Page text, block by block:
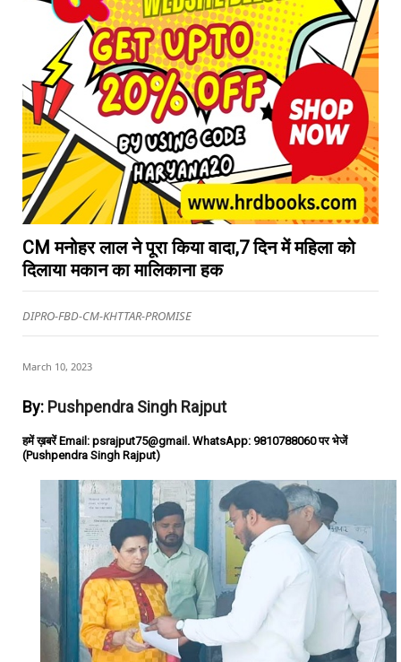
CM मनोहर लाल ने पूरा किया वादा,7 दिन में महिला को
दिलाया मकान का मालिकाना हक
DIPRO-FBD-CM-KHTTAR-PROMISE
March 10, 2023
By: Pushpendra Singh Rajput
हमें ख़बरें Email: psrajput75@gmail. WhatsApp: 9810788060 पर भेजें
(Pushpendra Singh Rajput)